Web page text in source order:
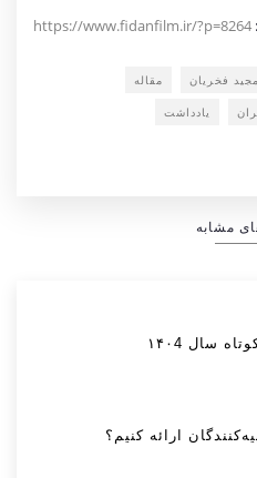
https://www.fidanfilm.ir/?p=8264
مجید فخریان مقاله
یادداشت
مشابه
سال ۱۴۰4
ارائه کنیم؟